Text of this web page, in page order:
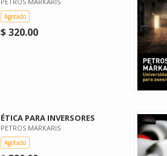
Agotado
$ 320.00
ÉTICA PARA INVERSORES
PETROS MARKARIS
Agotado